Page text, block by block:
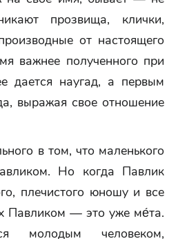
прозвища, клички,
от настоящего
важнее полученного при
дается наугад, а первым
выражая свое отношение
в том, что маленького
Но когда Павлик
плечистого юношу и все
Павликом — это уже ме́та.
молодым человеком,